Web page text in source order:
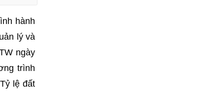
hành
lý và
ngày
trình
lệ đất